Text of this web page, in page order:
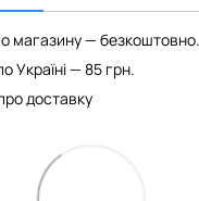
магазину — безкоштовно.
— 85 грн.
доставку